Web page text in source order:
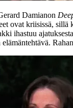
Damianon
ovat kriisissä,
ihastuu